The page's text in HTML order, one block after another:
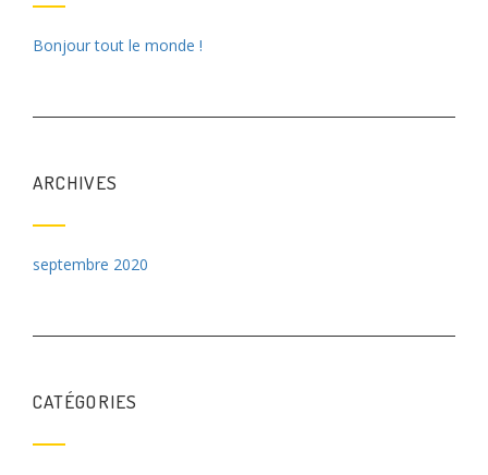
Bonjour tout le monde !
ARCHIVES
septembre 2020
CATÉGORIES